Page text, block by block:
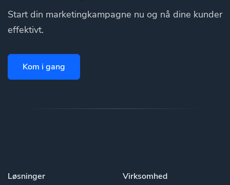
Start din marketingkampagne nu og nå dine kunder
effektivt.
Kom i gang
Løsninger Virksomhed